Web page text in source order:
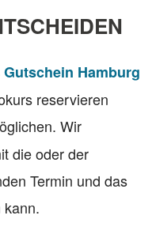
Hamburg
reservieren
Wir
die oder der
Termin und das
kann.